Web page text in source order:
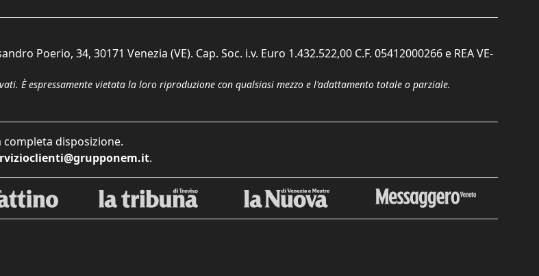
Poerio, 34, 30171 Venezia (VE). Cap. Soc. i.v. Euro 1.432.522,00 C.F. 05412000266 e REA VE-
È espressamente vietata la loro riproduzione con qualsiasi mezzo e l'adattamento totale o parziale.
disposizione.
.